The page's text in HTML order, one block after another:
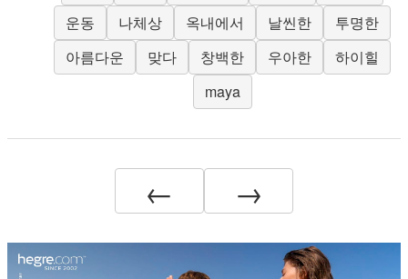
운동
나체상 옥내에서 날씬한
투명한
아름다운
맞다 창백한 우아한
하이힐
maya
← →